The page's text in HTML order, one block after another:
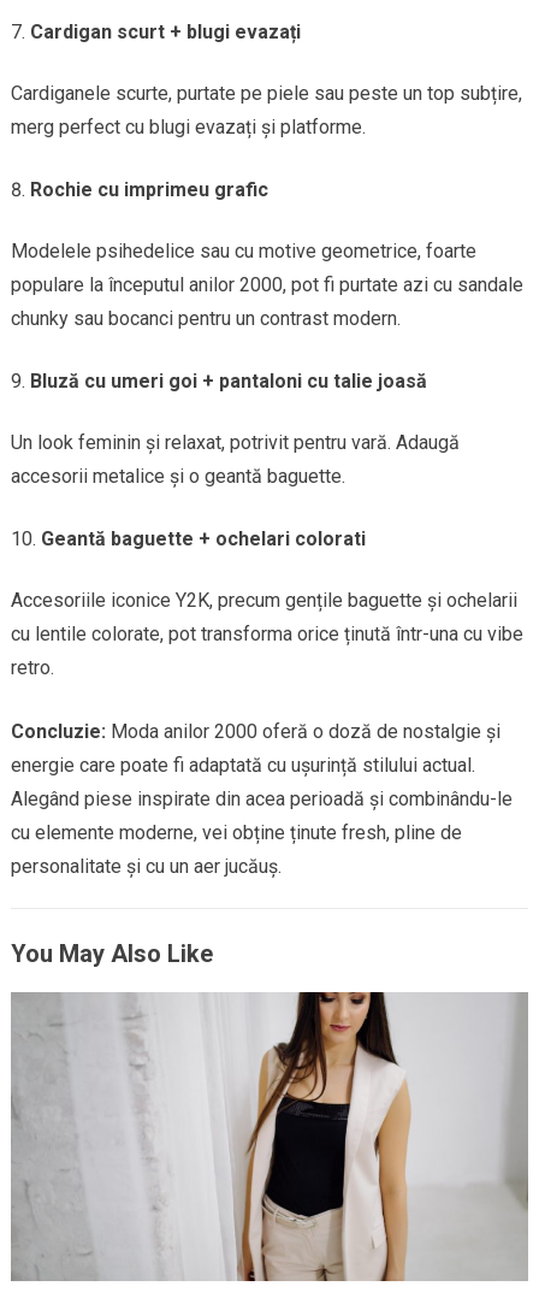
Cardigan scurt + blugi evazați
Cardiganele scurte, purtate pe piele sau peste un top subțire,
merg perfect cu blugi evazați și platforme.
Rochie cu imprimeu grafic
Modelele psihedelice sau cu motive geometrice, foarte
populare la începutul anilor 2000, pot fi purtate azi cu sandale
chunky sau bocanci pentru un contrast modern.
Bluză cu umeri goi + pantaloni cu talie joasă
Un look feminin și relaxat, potrivit pentru vară. Adaugă
accesorii metalice și o geantă baguette.
Geantă baguette + ochelari colorati
Accesoriile iconice Y2K, precum gențile baguette și ochelarii
cu lentile colorate, pot transforma orice ținută într-una cu vibe
retro.
Concluzie: Moda anilor 2000 oferă o doză de nostalgie și
energie care poate fi adaptată cu ușurință stilului actual.
Alegând piese inspirate din acea perioadă și combinându-le
cu elemente moderne, vei obține ținute fresh, pline de
personalitate și cu un aer jucăuș.
You May Also Like